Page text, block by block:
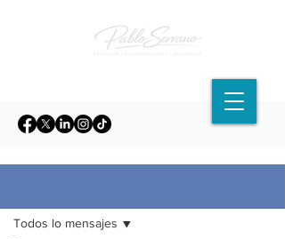
Todos lo mensajes